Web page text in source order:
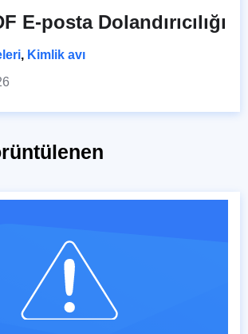
E-posta Dolandırıcılığı
, Kimlik avı